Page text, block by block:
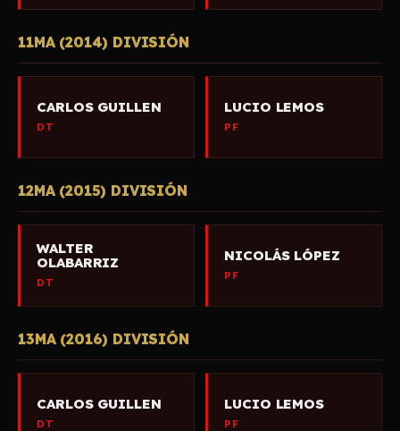
11MA (2014) DIVISIÓN
CARLOS GUILLEN
DT
LUCIO LEMOS
PF
12MA (2015) DIVISIÓN
WALTER
OLABARRIZ
DT
NICOLÁS LÓPEZ
PF
13MA (2016) DIVISIÓN
CARLOS GUILLEN
DT
LUCIO LEMOS
PF